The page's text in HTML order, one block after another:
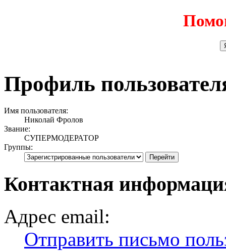
Профиль
Имя пользователя:
Николай Фролов
Звание:
СУПЕРМОДЕРАТОР
Группы:
Контактная
Адрес email:
Отправить письмо